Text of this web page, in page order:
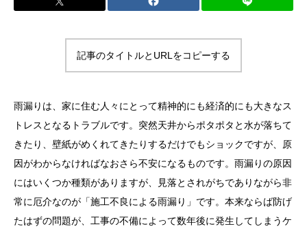
記事のタイトルとURLをコピーする
雨漏りは、家に住む人々にとって精神的にも経済的にも大きなス
トレスとなるトラブルです。突然天井からポタポタと水が落ちて
きたり、壁紙がめくれてきたりするだけでもショックですが、原
因がわからなければなおさら不安になるものです。雨漏りの原因
にはいくつか種類がありますが、見落とされがちでありながら非
常に厄介なのが「施工不良による雨漏り」です。本来ならば防げ
たはずの問題が、工事の不備によって数年後に発生してしまうケ